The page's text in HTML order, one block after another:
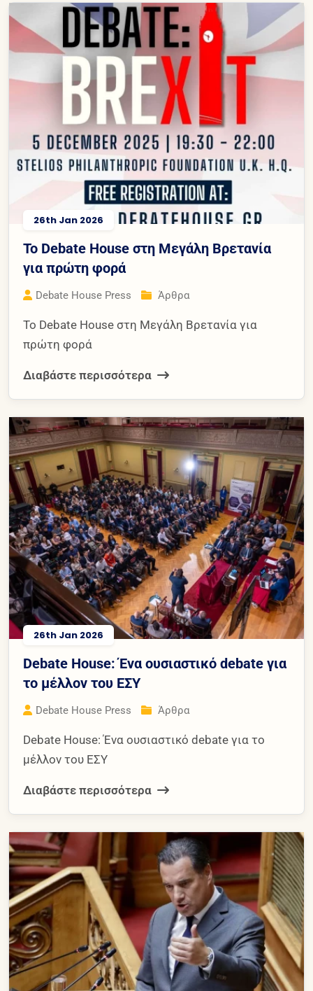
26th Jan 2026
Το Debate House στη Μεγάλη Βρετανία
για πρώτη φορά
Debate House Press Άρθρα
Το Debate House στη Μεγάλη Βρετανία για
πρώτη φορά
Διαβάστε περισσότερα
26th Jan 2026
Debate House: Ένα ουσιαστικό debate για
το μέλλον του ΕΣΥ
Debate House Press Άρθρα
Debate House: Ένα ουσιαστικό debate για το
μέλλον του ΕΣΥ
Διαβάστε περισσότερα